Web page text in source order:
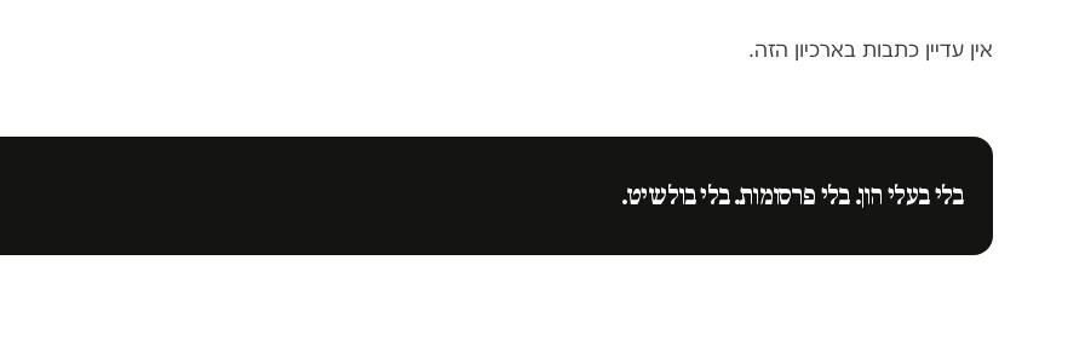
אין עדיין כתבות בארכיון הזה.
בלי בעלי הון. בלי פרסומות. בלי בולשיט.